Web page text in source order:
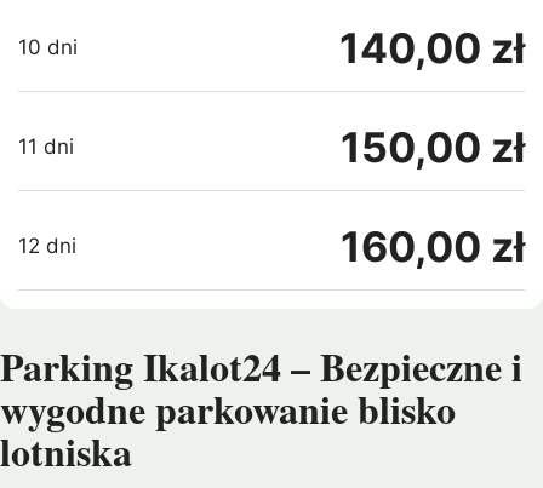
10 dni 140,00 zł
11 dni 150,00 zł
12 dni 160,00 zł
Parking Ikalot24 – Bezpieczne i
wygodne parkowanie blisko
lotniska